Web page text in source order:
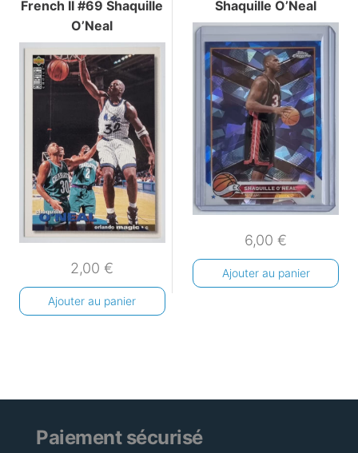
French II #69 Shaquille
O’Neal
2,00€
Ajouter au panier
Shaquille O’Neal
6,00€
Ajouter au panier
Paiement sécurisé